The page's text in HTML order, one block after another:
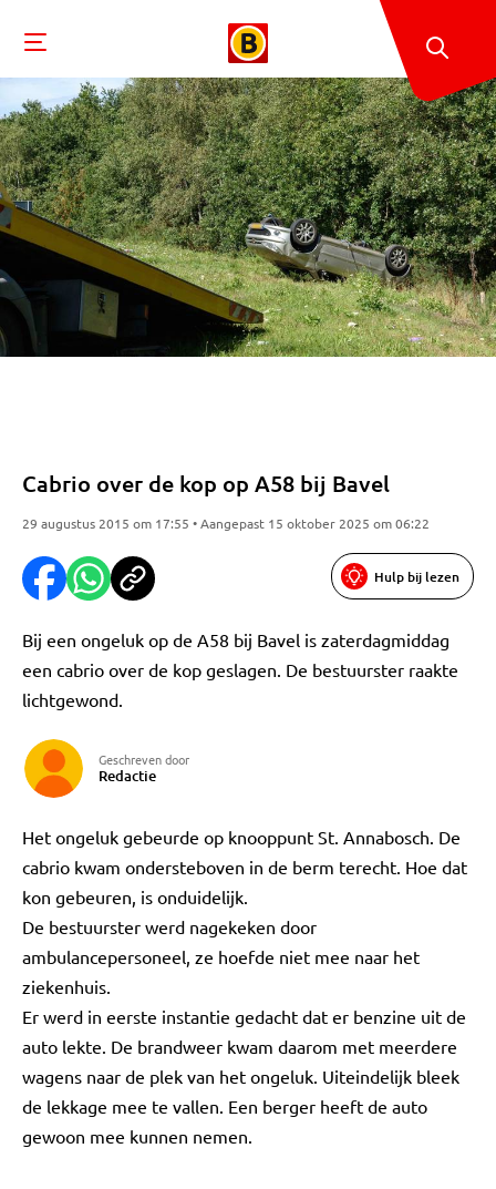
Cabrio over de kop op A58 bij Bavel
29 augustus 2015 om 17:55 • Aangepast 15 oktober 2025 om 06:22
Hulp bij lezen
Bij een ongeluk op de A58 bij Bavel is zaterdagmiddag
een cabrio over de kop geslagen. De bestuurster raakte
lichtgewond.
Geschreven door
Redactie
Het ongeluk gebeurde op knooppunt St. Annabosch. De
cabrio kwam ondersteboven in de berm terecht. Hoe dat
kon gebeuren, is onduidelijk.
De bestuurster werd nagekeken door
ambulancepersoneel, ze hoefde niet mee naar het
ziekenhuis.
Er werd in eerste instantie gedacht dat er benzine uit de
auto lekte. De brandweer kwam daarom met meerdere
wagens naar de plek van het ongeluk. Uiteindelijk bleek
de lekkage mee te vallen. Een berger heeft de auto
gewoon mee kunnen nemen.